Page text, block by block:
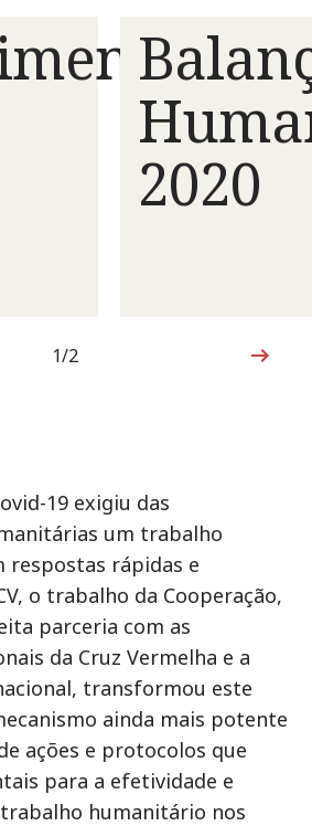
2020
1 de 2
1/2
19 exigiu das
um trabalho
respostas rápidas e
o trabalho da Cooperação,
parceria com as
da Cruz Vermelha e a
transformou este
ainda mais potente
ações e protocolos que
para a efetividade e
humanitário nos